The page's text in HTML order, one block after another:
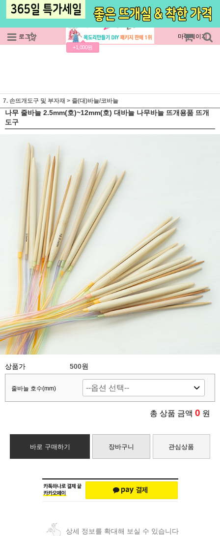
로그인 회원가입
+1,000원
주문조회 마이페이지
7. 손뜨개도구 및 부자재 > 줄(대)바늘/코바늘
나무 줄바늘 2.5mm(호)~12mm(호) 대바늘 나무바늘 뜨개용품 뜨개
도구
상품가 500원
줄바늘 호수(mm)
총 상품 금액 0 원
바로 구매하기 장바구니 관심상품
상세 정보를 확대해 보실 수 있습니다